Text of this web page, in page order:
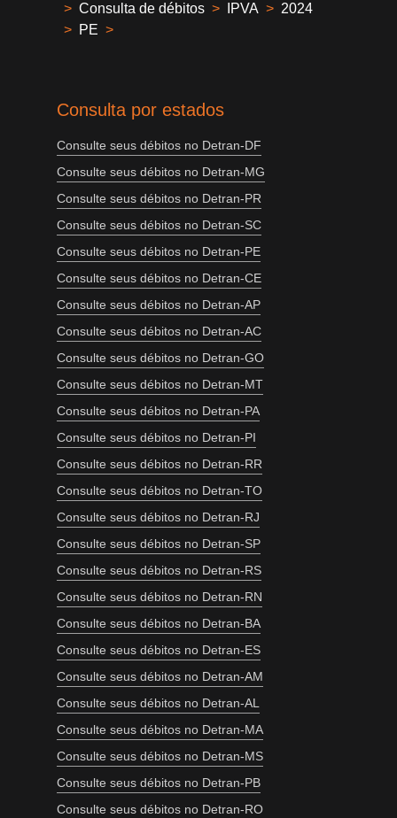
> Consulta de débitos > IPVA > 2024
> PE >
Consulta por estados
Consulte seus débitos no Detran-DF
Consulte seus débitos no Detran-MG
Consulte seus débitos no Detran-PR
Consulte seus débitos no Detran-SC
Consulte seus débitos no Detran-PE
Consulte seus débitos no Detran-CE
Consulte seus débitos no Detran-AP
Consulte seus débitos no Detran-AC
Consulte seus débitos no Detran-GO
Consulte seus débitos no Detran-MT
Consulte seus débitos no Detran-PA
Consulte seus débitos no Detran-PI
Consulte seus débitos no Detran-RR
Consulte seus débitos no Detran-TO
Consulte seus débitos no Detran-RJ
Consulte seus débitos no Detran-SP
Consulte seus débitos no Detran-RS
Consulte seus débitos no Detran-RN
Consulte seus débitos no Detran-BA
Consulte seus débitos no Detran-ES
Consulte seus débitos no Detran-AM
Consulte seus débitos no Detran-AL
Consulte seus débitos no Detran-MA
Consulte seus débitos no Detran-MS
Consulte seus débitos no Detran-PB
Consulte seus débitos no Detran-RO